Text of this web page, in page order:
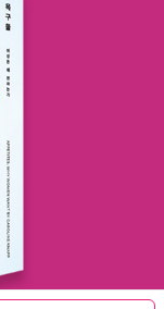
코너: 오르는 것은
리스 / 이승은 2)